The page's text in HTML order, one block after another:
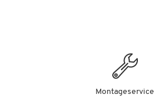
Montageservice